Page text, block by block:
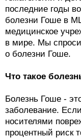
последние годы
болезни Гоше в
медицинское
в мире. Мы
о болезни Гоше.
Что такое
Болезнь Гоше -
заболевание.
носителями
процентный риск